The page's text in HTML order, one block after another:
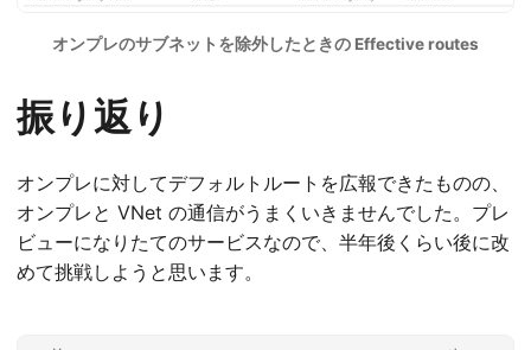
オンプレのサブネットを除外したときの Effective routes
振り返り
オンプレに対してデフォルトルートを広報できたものの、
オンプレと VNet の通信がうまくいきませんでした。プレ
ビューになりたてのサービスなので、半年後くらい後に改
めて挑戦しようと思います。